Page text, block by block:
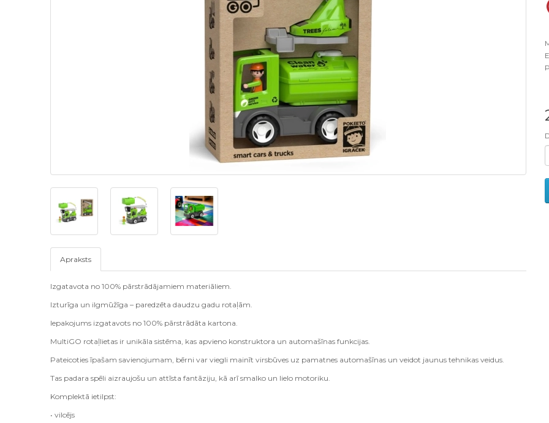
Apraksts
Izgatavota no 100% pārstrādājamiem materiāliem.
Izturīga un ilgmūžīga – paredzēta daudzu gadu rotaļām.
Iepakojums izgatavots no 100% pārstrādāta kartona.
MultiGO rotaļlietas ir unikāla sistēma, kas apvieno konstruktora un automašīnas funkcijas.
Pateicoties īpašam savienojumam, bērni var viegli mainīt virsbūves uz pamatnes automašīnas un veidot jaunus tehnikas veidus.
Tas padara spēli aizraujošu un attīsta fantāziju, kā arī smalko un lielo motoriku.
Komplektā ietilpst:
• vilcējs